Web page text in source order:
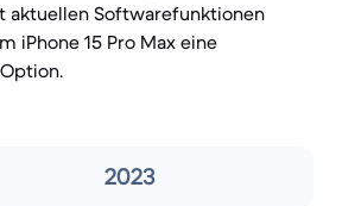
aktuellen Softwarefunktionen
iPhone 15 Pro Max eine
2023